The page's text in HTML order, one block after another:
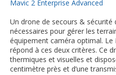
Mavic 2 Enterprise Advanced
Un drone de secours & sécurité
nécessaires pour gérer les
équipement caméra optimal. Le
répond à ces deux critères. Ce
thermiques et visuelles et
centimètre près et d’une